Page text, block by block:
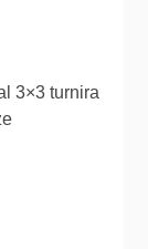
3×3 turnira